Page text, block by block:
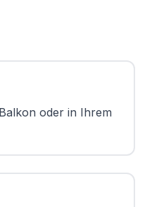
oder in Ihrem